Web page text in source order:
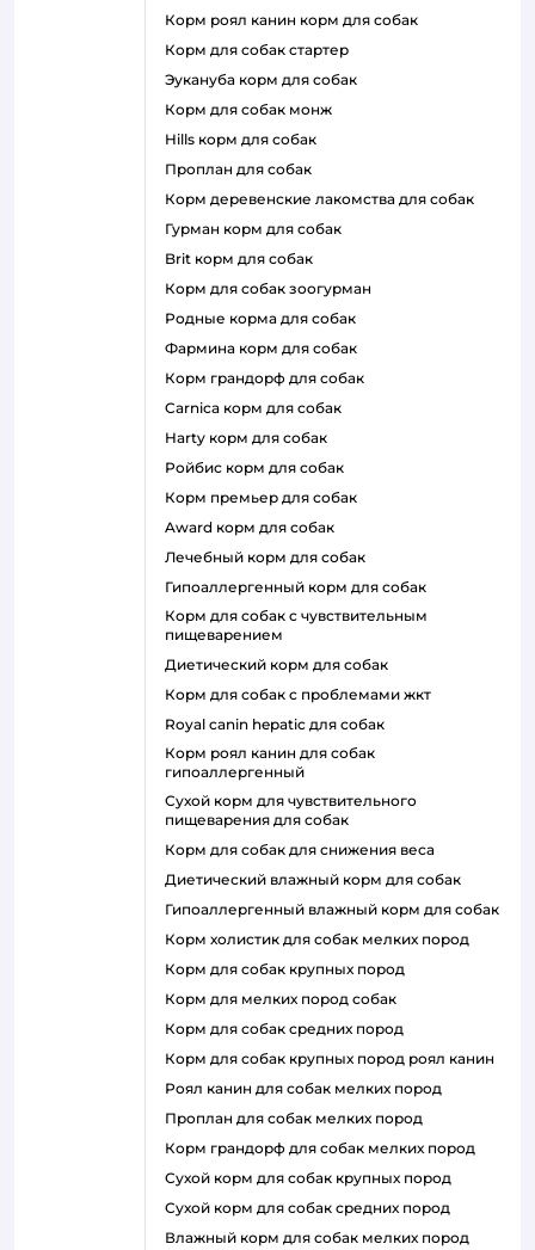
корм роял канин корм для собак
корм для собак стартер
эукануба корм для собак
корм для собак монж
hills корм для собак
проплан для собак
корм деревенские лакомства для собак
гурман корм для собак
brit корм для собак
корм для собак зоогурман
родные корма для собак
фармина корм для собак
корм грандорф для собак
carnica корм для собак
harty корм для собак
ройбис корм для собак
корм премьер для собак
award корм для собак
лечебный корм для собак
гипоаллергенный корм для собак
корм для собак с чувствительным
пищеварением
диетический корм для собак
корм для собак с проблемами жкт
royal canin hepatic для собак
корм роял канин для собак
гипоаллергенный
сухой корм для чувствительного
пищеварения для собак
корм для собак для снижения веса
диетический влажный корм для собак
гипоаллергенный влажный корм для собак
корм холистик для собак мелких пород
корм для собак крупных пород
корм для мелких пород собак
корм для собак средних пород
корм для собак крупных пород роял канин
роял канин для собак мелких пород
проплан для собак мелких пород
корм грандорф для собак мелких пород
сухой корм для собак крупных пород
сухой корм для собак средних пород
влажный корм для собак мелких пород